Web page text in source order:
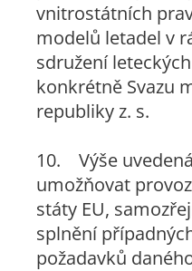
vnitrostátních
modelů letadel v
sdružení
konkrétně Svazu
republiky z. s.
10. Výše
umožňovat
státy EU,
splnění
požadavků